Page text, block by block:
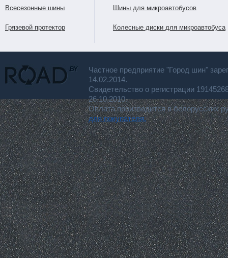
Всесезонные шины
Грязевой протектор
Шины для микроавтобусов
Колесные диски для микроавтобуса
Частное предприятие "Город шин"
14.02.2014.
Свидетельство о регистрации
26.10.2010.
Оплата производится в белорусских
для покупателя.